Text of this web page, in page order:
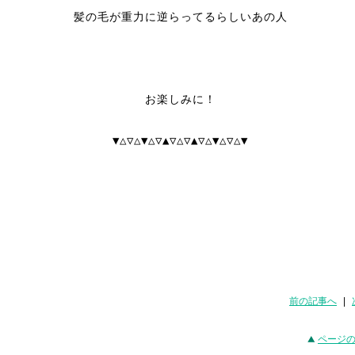
髪の毛が重力に逆らってるらしいあの人
お楽しみに！
▼△▽△▼△▽▲▽△▽▲▽△▼△▽△▼
前の記事へ
ページ